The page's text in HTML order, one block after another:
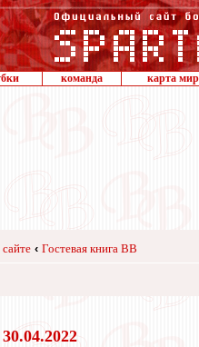
команда карта
‹ Гостевая книга ВВ